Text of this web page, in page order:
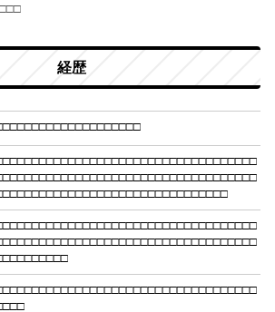
□□
経歴
□□□□□□□□□□□□□□□□□□□
□□□□□□□□□□□□□□□□□□□□□□□□□□□□□□□□□□□
□□□□□□□□□□□□□□□□□□□□□□□□□□□□□□□□□□□
□□□□□□□□□□□□□□□□□□□□□□□□□□□□□□□
□□□□□□□□□□□□□□□□□□□□□□□□□□□□□□□□□□□
□□□□□□□□□□□□□□□□□□□□□□□□□□□□□□□□□□□
□□□□□□□□□
□□□□□□□□□□□□□□□□□□□□□□□□□□□□□□□□□□□
□□□